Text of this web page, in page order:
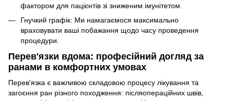
фактором для пацієнтів зі зниженим імунітетом.
Гнучкий графік: Ми намагаємося максимально
враховувати ваші побажання щодо часу проведення
процедури.
Перев'язки вдома: професійний догляд за
ранами в комфортних умовах
Перев'язка є важливою складовою процесу лікування та
загоєння ран різного походження: післяопераційних швів,